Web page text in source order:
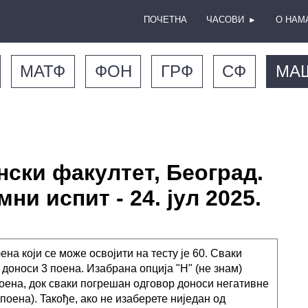
ПОЧЕТНА ЧАСОВИ ► О
МАТФ ФОН ГРФ СФ
факултет, Београд.
испит - 24. јул 2025.
који се може освојити на тесту је 60. Сваки
доноси 3 поена. Изабрана опција "Н" (не знам)
док сваки погрешан одговор доноси негативне
Taкође, ако не изаберете ниједан од